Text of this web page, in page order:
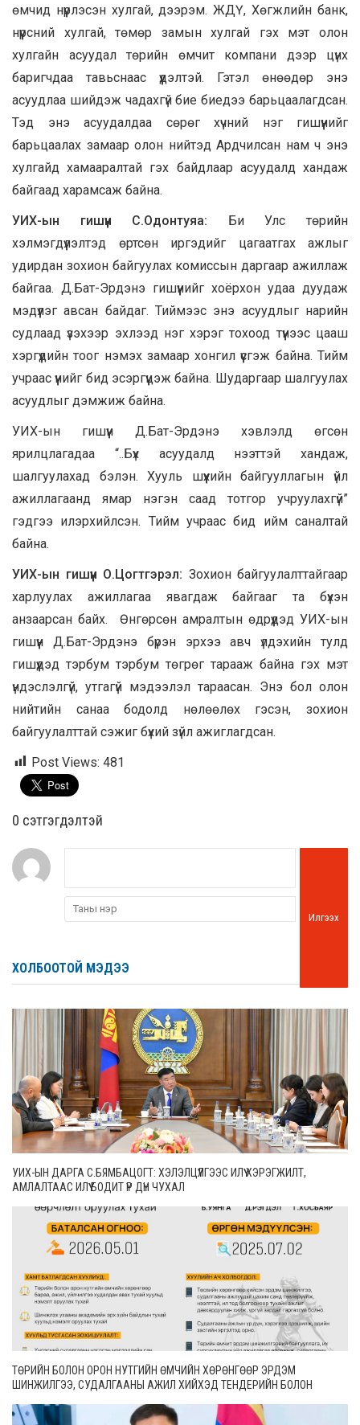
өмчид нүүрлэсэн хулгай, дээрэм. ЖДҮ, Хөгжлийн банк,
нүүрсний хулгай, төмөр замын хулгай гэх мэт олон
хулгайн асуудал төрийн өмчит компани дээр цүнх
баригчдаа тавьснаас үүдэлтэй. Гэтэл өнөөдөр энэ
асуудлаа шийдэж чадахгүй бие биедээ барьцаалагдсан.
Тэд энэ асуудалдаа сөрөг хүчний нэг гишүүнийг
барьцаалах замаар олон нийтэд Ардчилсан нам ч энэ
хулгайд хамааралтай гэх байдлаар асуудалд хандаж
байгаад харамсаж байна.
УИХ-ын гишүүн С.Одонтуяа: Би Улс төрийн
хэлмэгдүүлэлтэд өртсөн иргэдийг цагаатгах ажлыг
удирдан зохион байгуулах комиссын даргаар ажиллаж
байгаа. Д.Бат-Эрдэнэ гишүүнийг хоёрхон удаа дуудаж
мэдүүлэг авсан байдаг. Тиймээс энэ асуудлыг нарийн
судлаад үзэхээр эхлээд нэг хэрэг тохоод түүнээс цааш
хэргүүдийн тоог нэмэх замаар хонгил үүсгэж байна. Тийм
учраас үүнийг бид эсэргүүцэж байна. Шударгаар шалгуулах
асуудлыг дэмжиж байна.
УИХ-ын гишүүн Д.Бат-Эрдэнэ хэвлэлд өгсөн
ярилцлагадаа “..Бүх асуудалд нээттэй хандаж,
шалгуулахад бэлэн. Хууль шүүхийн байгууллагын үйл
ажиллагаанд ямар нэгэн саад тотгор учруулахгүй”
гэдгээ илэрхийлсэн. Тийм учраас бид ийм саналтай
байна.
УИХ-ын гишүүн О.Цогтгэрэл: Зохион байгуулалттайгаар
харлуулах ажиллагаа явагдаж байгааг та бүхэн
анзаарсан байх. Өнгөрсөн амралтын өдрүүдэд УИХ-ын
гишүүн Д.Бат-Эрдэнэ бүрэн эрхээ авч үлдэхийн тулд
гишүүдэд тэрбум тэрбум төгрөг тарааж байна гэх мэт
үндэслэлгүй, утгагүй мэдээлэл тараасан. Энэ бол олон
нийтийн санаа бодолд нөлөөлөх гэсэн, зохион
байгуулалттай сэжиг бүхий зүйл ажиглагдсан.
Post Views: 481
0 cэтгэгдэлтэй
Илгээх
ХОЛБООТОЙ МЭДЭЭ
УИХ-ЫН ДАРГА С.БЯМБАЦОГТ: ХЭЛЭЛЦҮҮЛГЭЭС ИЛҮҮ ХЭРЭГЖИЛТ,
АМЛАЛТААС ИЛҮҮ БОДИТ ҮР ДҮН ЧУХАЛ
ТӨРИЙН БОЛОН ОРОН НУТГИЙН ӨМЧИЙН ХӨРӨНГӨӨР ЭРДЭМ
ШИНЖИЛГЭЭ, СУДАЛГААНЫ АЖИЛ ХИЙХЭД ТЕНДЕРИЙН БОЛОН